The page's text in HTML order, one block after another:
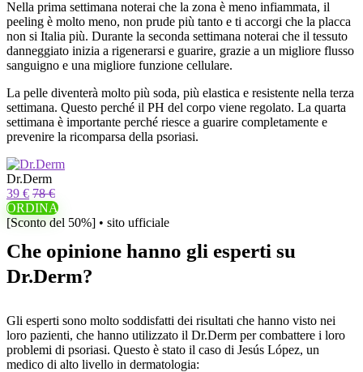
Nella prima settimana noterai che la zona è meno infiammata, il
peeling è molto meno, non prude più tanto e ti accorgi che la placca
non si Italia più. Durante la seconda settimana noterai che il tessuto
danneggiato inizia a rigenerarsi e guarire, grazie a un migliore flusso
sanguigno e una migliore funzione cellulare.
La pelle diventerà molto più soda, più elastica e resistente nella terza
settimana. Questo perché il PH del corpo viene regolato. La quarta
settimana è importante perché riesce a guarire completamente e
prevenire la ricomparsa della psoriasi.
Dr.Derm
39 € 78 €
ORDINA
[Sconto del 50%] • sito ufficiale
Che opinione hanno gli esperti su
Dr.Derm?
Gli esperti sono molto soddisfatti dei risultati che hanno visto nei
loro pazienti, che hanno utilizzato il Dr.Derm per combattere i loro
problemi di psoriasi. Questo è stato il caso di Jesús López, un
medico di alto livello in dermatologia: